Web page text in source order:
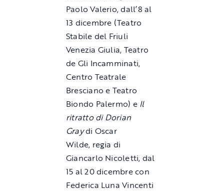
Paolo Valerio, dall’8 al
13 dicembre (Teatro
Stabile del Friuli
Venezia Giulia, Teatro
de Gli Incamminati,
Centro Teatrale
Bresciano e Teatro
Biondo Palermo) e Il
ritratto di Dorian
Graydi Oscar
Wilde, regia di
Giancarlo Nicoletti, dal
15 al 20 dicembre con
Federica Luna Vincenti